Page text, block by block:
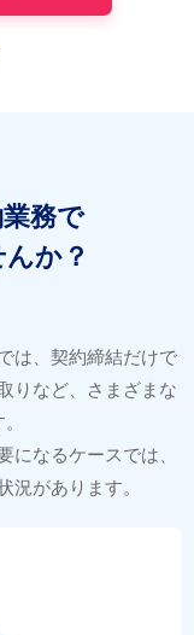
務で
か？
は、契約締結だけで
りなど、さまざまな
なるケースでは、
があります。